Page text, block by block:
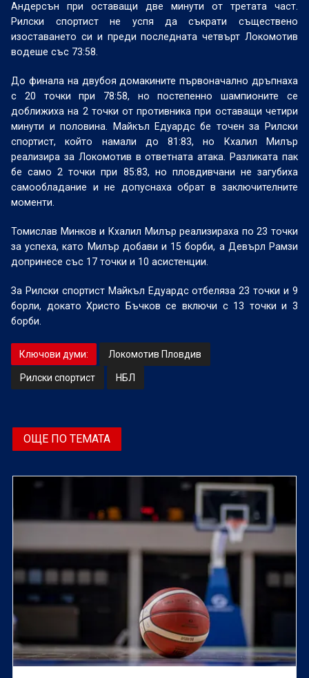
Андерсън при оставащи две минути от третата част.
Рилски спортист не успя да съкрати съществено
изоставането си и преди последната четвърт Локомотив
водеше със 73:58.
До финала на двубоя домакините първоначално дръпнаха
с 20 точки при 78:58, но постепенно шампионите се
доближиха на 2 точки от противника при оставащи четири
минути и половина. Майкъл Едуардс бе точен за Рилски
спортист, който намали до 81:83, но Кхалил Милър
реализира за Локомотив в ответната атака. Разликата пак
бе само 2 точки при 85:83, но пловдивчани не загубиха
самообладание и не допуснаха обрат в заключителните
моменти.
Томислав Минков и Кхалил Милър реализираха по 23 точки
за успеха, като Милър добави и 15 борби, а Девърл Рамзи
допринесе със 17 точки и 10 асистенции.
За Рилски спортист Майкъл Едуардс отбеляза 23 точки и 9
борли, докато Христо Бъчков се включи с 13 точки и 3
борби.
Ключови думи: Локомотив Пловдив
Рилски спортист НБЛ
ОЩЕ ПО ТЕМАТА